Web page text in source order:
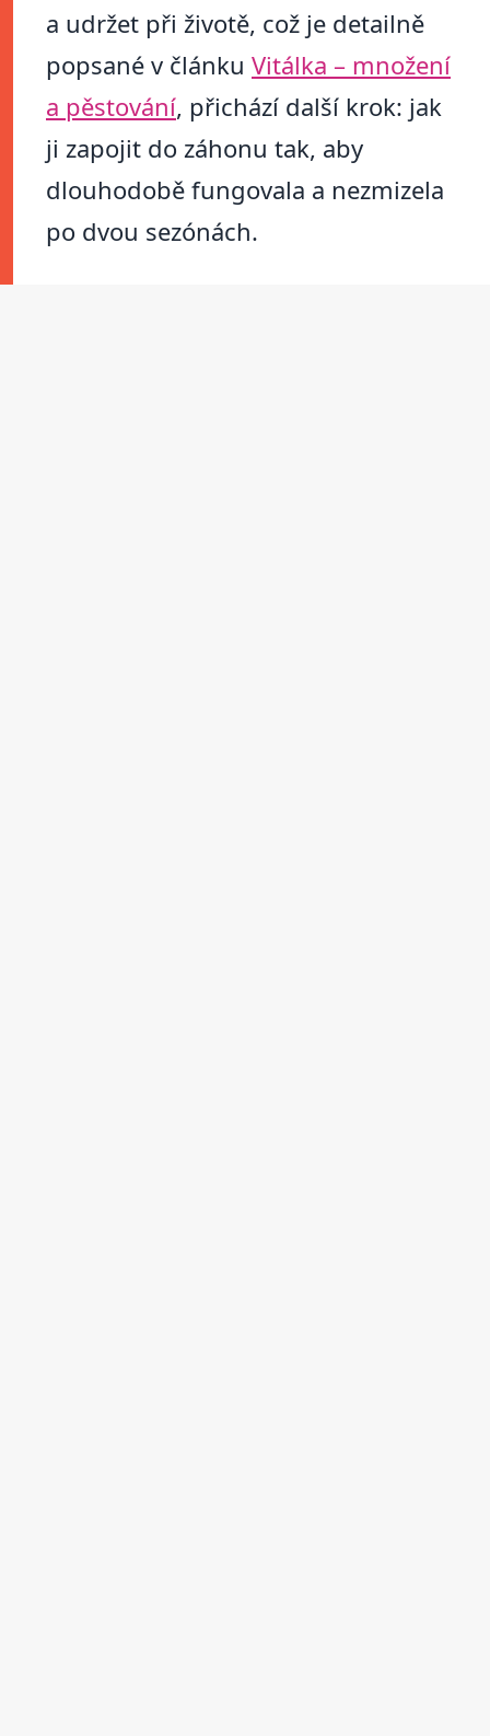
a udržet při životě, což je detailně
popsané v článku Vitálka – množení
a pěstování, přichází další krok: jak
ji zapojit do záhonu tak, aby
dlouhodobě fungovala a nezmizela
po dvou sezónách.